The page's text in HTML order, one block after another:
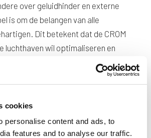
cookies
personalise content and ads, to
features and to analyse our traffic.
over geluidhinder en externe
is om de belangen van alle
Dit betekent dat de CROM
luchthaven wil optimaliseren en
De CROM wordt gevormd door
uit diverse geledingen met
uit de betrokken
Maastricht, Meerssen, Eijsden-